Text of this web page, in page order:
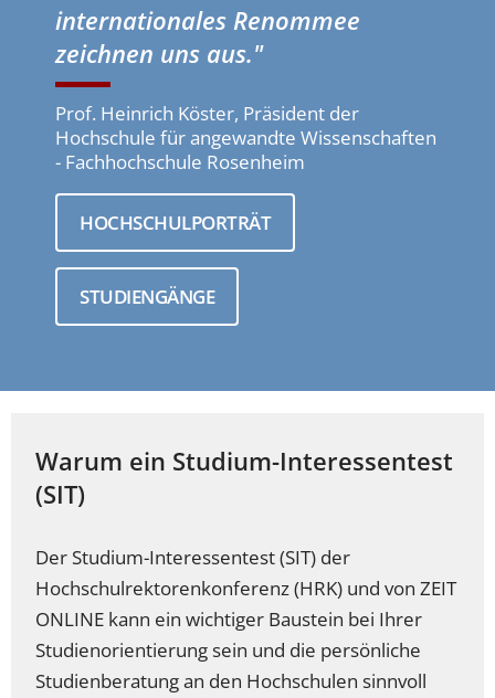
internationales Renommee
zeichnen uns aus."
Prof. Heinrich Köster, Präsident der
Hochschule für angewandte Wissenschaften
- Fachhochschule Rosenheim
HOCHSCHULPORTRÄT
STUDIENGÄNGE
Warum ein Studium-Interessentest
(SIT)
Der Studium-Interessentest (SIT) der
Hochschulrektorenkonferenz (HRK) und von ZEIT
ONLINE kann ein wichtiger Baustein bei Ihrer
Studienorientierung sein und die persönliche
Studienberatung an den Hochschulen sinnvoll